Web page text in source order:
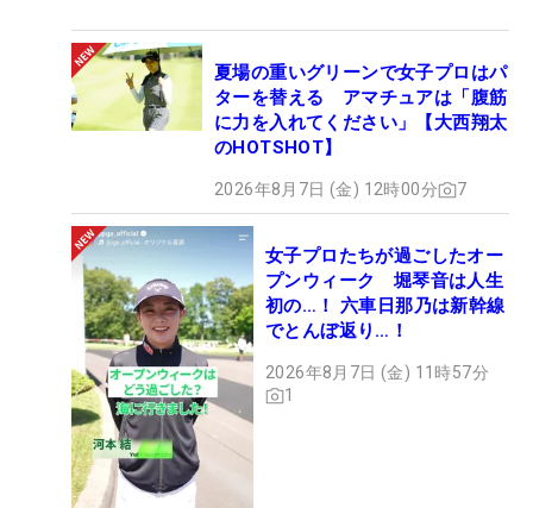
夏場の重いグリーンで女子プロはパ
ターを替える アマチュアは「腹筋
に力を入れてください」【大西翔太
のHOTSHOT】
2026年8月7日 (金) 12時00分 7
女子プロたちが過ごしたオー
プンウィーク 堀琴音は人生
初の…！ 六車日那乃は新幹線
でとんぼ返り…！
2026年8月7日 (金) 11時57分
1